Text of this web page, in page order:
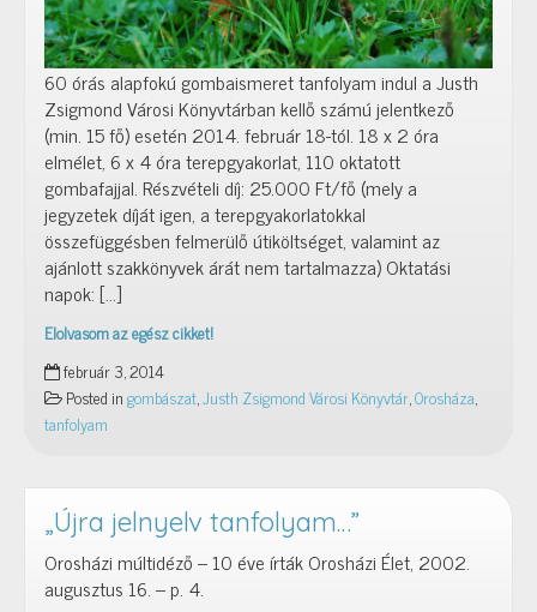
60 órás alapfokú gombaismeret tanfolyam indul a Justh
Zsigmond Városi Könyvtárban kellő számú jelentkező
(min. 15 fő) esetén 2014. február 18-tól. 18 x 2 óra
elmélet, 6 x 4 óra terepgyakorlat, 110 oktatott
gombafajjal. Részvételi díj: 25.000 Ft/fő (mely a
jegyzetek díját igen, a terepgyakorlatokkal
összefüggésben felmerülő útiköltséget, valamint az
ajánlott szakkönyvek árát nem tartalmazza) Oktatási
napok: […]
Elolvasom az egész cikket!
Gombaismeret
tanfolyam
február 3, 2014
Posted ingombászat,Justh Zsigmond Városi Könyvtár,Orosháza,
tanfolyam
„Újra jelnyelv tanfolyam…”
Orosházi múltidéző – 10 éve írták Orosházi Élet, 2002.
augusztus 16. – p. 4.